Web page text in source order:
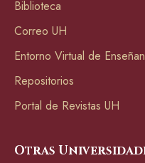
Biblioteca
Correo UH
Entorno Virtual de
Repositorios
Portal de Revistas UH
Otras